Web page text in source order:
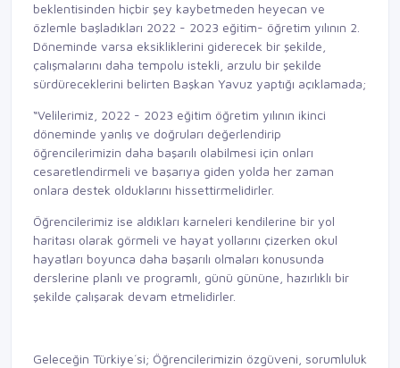
beklentisinden hiçbir şey kaybetmeden heyecan ve
özlemle başladıkları 2022 - 2023 eğitim- öğretim yılının 2.
Döneminde varsa eksikliklerini giderecek bir şekilde,
çalışmalarını daha tempolu istekli, arzulu bir şekilde
sürdüreceklerini belirten Başkan Yavuz yaptığı açıklamada;
“Velilerimiz, 2022 - 2023 eğitim öğretim yılının ikinci
döneminde yanlış ve doğruları değerlendirip
öğrencilerimizin daha başarılı olabilmesi için onları
cesaretlendirmeli ve başarıya giden yolda her zaman
onlara destek olduklarını hissettirmelidirler.
Öğrencilerimiz ise aldıkları karneleri kendilerine bir yol
haritası olarak görmeli ve hayat yollarını çizerken okul
hayatları boyunca daha başarılı olmaları konusunda
derslerine planlı ve programlı, günü gününe, hazırlıklı bir
şekilde çalışarak devam etmelidirler.
Geleceğin Türkiye´si; Öğrencilerimizin özgüveni, sorumluluk